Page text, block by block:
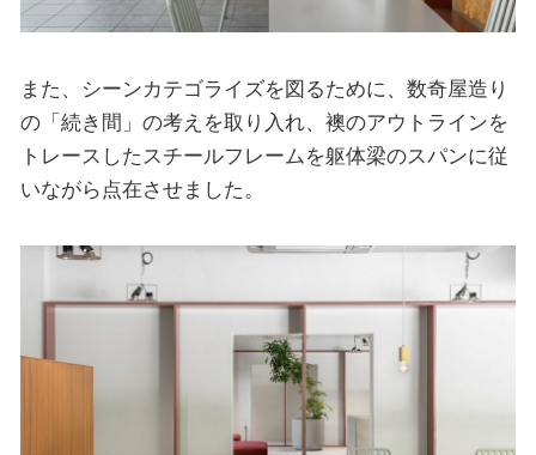
また、シーンカテゴライズを図るために、数奇屋造り
の「続き間」の考えを取り入れ、襖のアウトラインを
トレースしたスチールフレームを躯体梁のスパンに従
いながら点在させました。